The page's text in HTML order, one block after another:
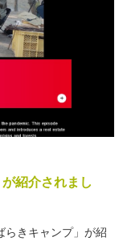
紹介されまし
らきキャンプ」が紹